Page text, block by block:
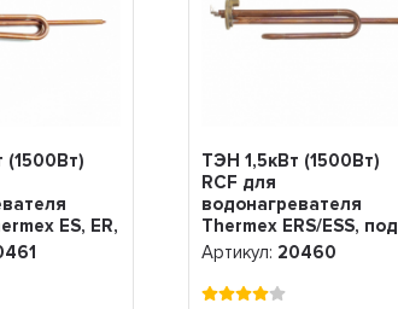
(1500Вт)
ES, ER,
30461
ТЭН 1,5кВт (1500Вт)
RCF для
водонагревателя
Thermex ERS/ESS, под
анод М6, трубка под
термостат D10мм,
20460
Артикул: 20460